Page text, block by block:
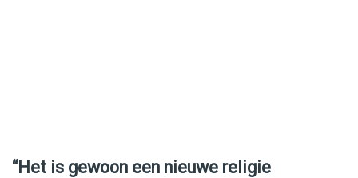
“Het is gewoon een nieuwe religie